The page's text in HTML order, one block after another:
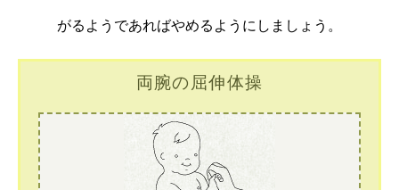
がるようであればやめるようにしましょう。
両腕の屈伸体操